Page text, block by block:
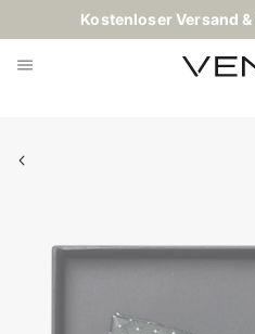
Kostenloser Versand